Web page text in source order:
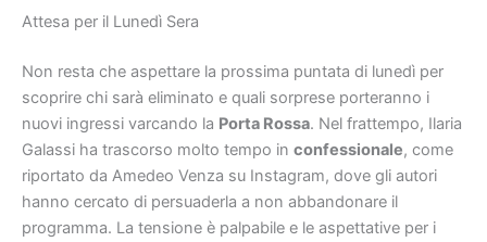
Attesa per il Lunedì Sera
Non resta che aspettare la prossima puntata di lunedì per
scoprire chi sarà eliminato e quali sorprese porteranno i
nuovi ingressi varcando la Porta Rossa. Nel frattempo, Ilaria
Galassi ha trascorso molto tempo in confessionale, come
riportato da Amedeo Venza su Instagram, dove gli autori
hanno cercato di persuaderla a non abbandonare il
programma. La tensione è palpabile e le aspettative per i